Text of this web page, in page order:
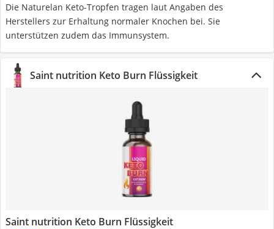
Die Naturelan Keto-Tropfen tragen laut Angaben des
Herstellers zur Erhaltung normaler Knochen bei. Sie
unterstützen zudem das Immunsystem.
Saint nutrition Keto Burn Flüssigkeit
Saint nutrition Keto Burn Flüssigkeit